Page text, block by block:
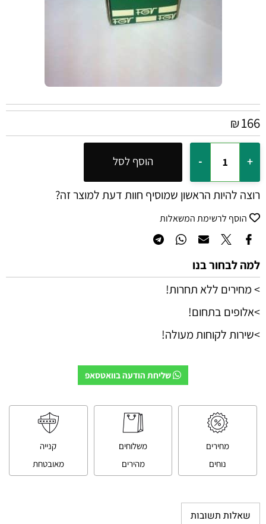
₪166
הוסף לסל
רוצה להיות הראשון שמוסיף חוות דעת למוצר זה?
הוסף לרשימת המשאלות
למה לבחור בנו
> מחירים ללא תחרות!
>אלופים בתחום!
>שירות לקוחות מעולה!
שליחת הודעה בוואטסאפ
מחירים
נוחים
משלוחים
מהירים
קנייה
מאובטחת
שאלות תשובות